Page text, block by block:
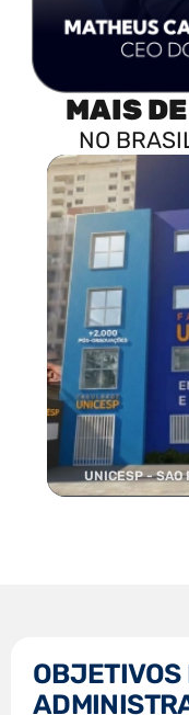
UNICESP - SAO
MAIS DE
NO
OBJETIVOS